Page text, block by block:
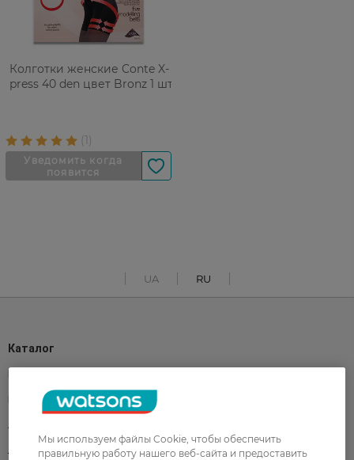
Колготки женские Conte X-
press 40 den цвет Bronz 1 шт
UA RU
Каталог
Парфюмерия
Акции
Лицо Тело
Мы используем файлы Cookie, чтобы обеспечить
правильную работу нашего веб-сайта и предоставить